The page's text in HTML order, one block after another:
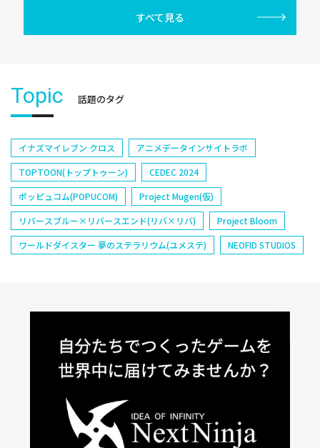
すべて見る
Topic 話題のタグ
イナズマイレブン クロス
アニメデータインサイトラボ
TOPTOON(トップトゥーン)
CEDEC 2024
ポッピュコム(POPUCOM)
Project Mugen(仮)
リバースブルー×リバースエンド(リバ×リバ)
Project Bloom
ワールドダイスター 夢のステラリウム(ユメステ)
NEOFID STUDIOS